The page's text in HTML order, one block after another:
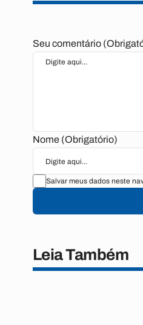
Seu comentário
Nome (Obrigatório)
Salvar meus dados neste
Leia Também